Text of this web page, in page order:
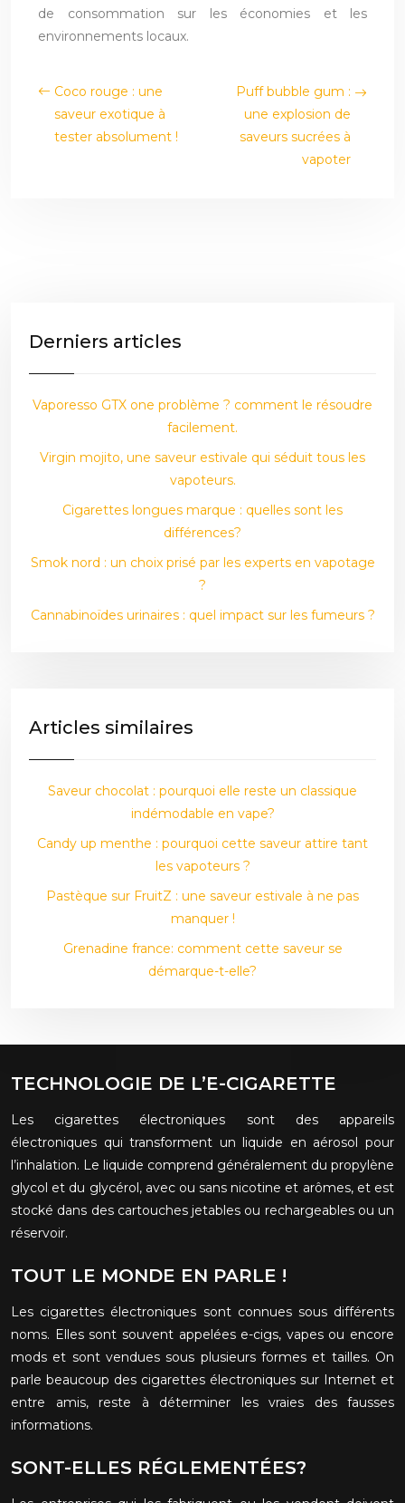
de consommation sur les économies et les
environnements locaux.
Coco rouge : une
saveur exotique à
tester absolument !
Puff bubble gum :
une explosion de
saveurs sucrées à
vapoter
Derniers articles
Vaporesso GTX one problème ? comment le résoudre
facilement.
Virgin mojito, une saveur estivale qui séduit tous les
vapoteurs.
Cigarettes longues marque : quelles sont les
différences?
Smok nord : un choix prisé par les experts en vapotage
?
Cannabinoïdes urinaires : quel impact sur les fumeurs ?
Articles similaires
Saveur chocolat : pourquoi elle reste un classique
indémodable en vape?
Candy up menthe : pourquoi cette saveur attire tant
les vapoteurs ?
Pastèque sur FruitZ : une saveur estivale à ne pas
manquer !
Grenadine france: comment cette saveur se
démarque-t-elle?
TECHNOLOGIE DE L’E-CIGARETTE
Les cigarettes électroniques sont des appareils
électroniques qui transforment un liquide en aérosol pour
l’inhalation. Le liquide comprend généralement du propylène
glycol et du glycérol, avec ou sans nicotine et arômes, et est
stocké dans des cartouches jetables ou rechargeables ou un
réservoir.
TOUT LE MONDE EN PARLE !
Les cigarettes électroniques sont connues sous différents
noms. Elles sont souvent appelées e-cigs, vapes ou encore
mods et sont vendues sous plusieurs formes et tailles. On
parle beaucoup des cigarettes électroniques sur Internet et
entre amis, reste à déterminer les vraies des fausses
informations.
SONT-ELLES RÉGLEMENTÉES?